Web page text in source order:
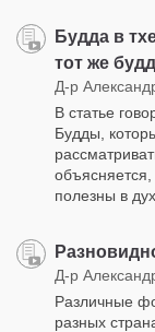
Будда в
тот же
Д-р
В статье
Будды,
полезны в
Д-р
Различные
разных